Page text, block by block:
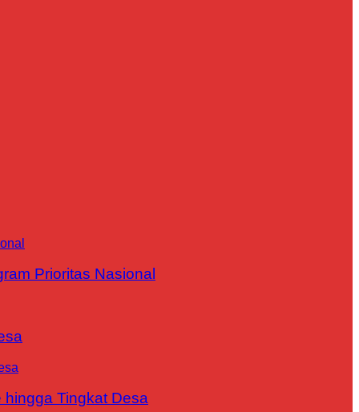
Prioritas Nasional
Tingkat Desa